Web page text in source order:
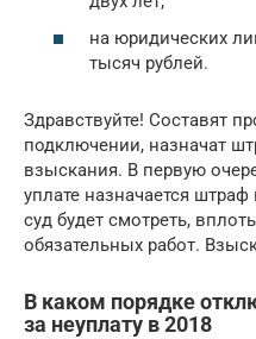
на юридических
тысяч рублей.
Здравствуйте! Составят
подключении, назначат
взыскания. В первую
уплате назначается
суд будет смотреть,
обязательных работ.
В каком порядке
за неуплату в 2018